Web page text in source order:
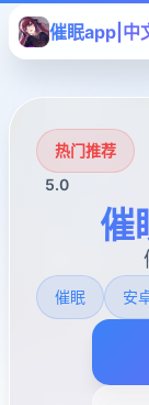
催眠app|中
热门推荐
5.0
催
催眠 安